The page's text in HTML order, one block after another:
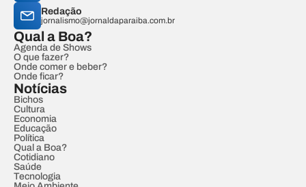
Redação
jornalismo@jornaldaparaiba.com.br
Qual a Boa?
Agenda de Shows
O que fazer?
Onde comer e beber?
Onde ficar?
Notícias
Bichos
Cultura
Economia
Educação
Política
Qual a Boa?
Cotidiano
Saúde
Tecnologia